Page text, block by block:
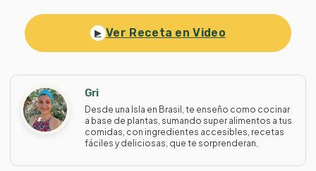
▶ Ver Receta en Video
Gri
Desde una Isla en Brasil, te enseño como cocinar
a base de plantas, sumando super alimentos a tus
comidas, con ingredientes accesibles, recetas
fáciles y deliciosas, que te sorprenderan.